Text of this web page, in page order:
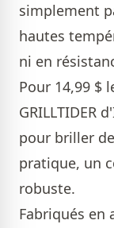
simplement
hautes
ni en
Pour 14,99 $
GRILLTIDER
pour briller
pratique, un
robuste.
Fabriqués en